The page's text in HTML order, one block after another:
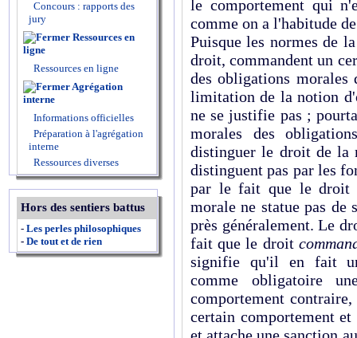
Concours : rapports des
jury
Ressources en
ligne
Ressources en ligne
Agrégation
interne
Informations officielles
Préparation à l'agrégation
interne
Ressources diverses
Hors des sentiers battus
- Les perles philosophiques
- De tout et de rien
le comportement qui
comme on a l'habitude
Puisque les normes de
droit, commandent un
des obligations morales
limitation de la notion
ne se justifie pas ;
morales des
distinguer le droit de la
distinguent pas par les
par le fait que le droit
morale ne statue pas de
près généralement. Le
fait que le droit
signifie qu'il en fait
comme obligatoire
comportement
certain comportement